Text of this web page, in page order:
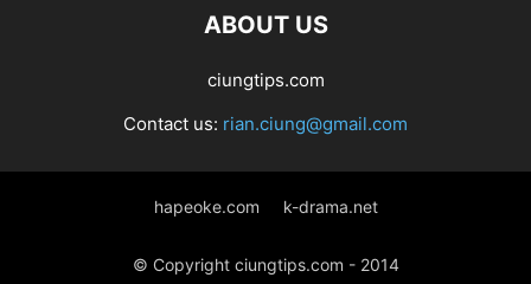
ABOUT US
ciungtips.com
Contact us: rian.ciung@gmail.com
hapeoke.com k-drama.net
© Copyright ciungtips.com - 2014